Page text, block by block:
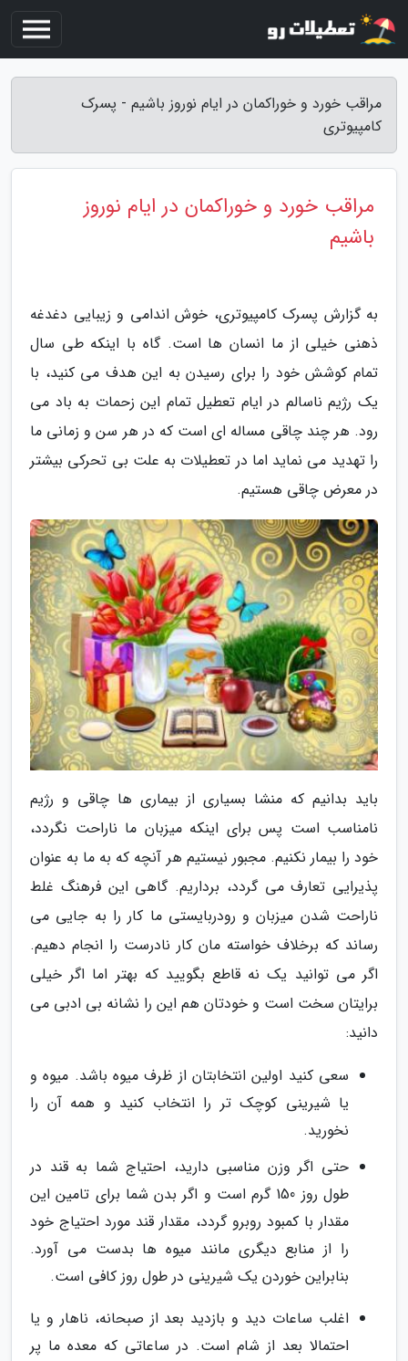
مراقب خورد و خوراکمان در ایام نوروز باشیم - پسرک
کامپیوتری
مراقب خورد و خوراکمان در ایام نوروز
باشیم
به گزارش پسرک کامپیوتری، خوش اندامی و زیبایی دغدغه
ذهنی خیلی از ما انسان ها است. گاه با اینکه طی سال
تمام کوشش خود را برای رسیدن به این هدف می کنید، با
یک رژیم ناسالم در ایام تعطیل تمام این زحمات به باد می
رود. هر چند چاقی مساله ای است که در هر سن و زمانی ما
را تهدید می نماید اما در تعطیلات به علت بی تحرکی بیشتر
در معرض چاقی هستیم.
باید بدانیم که منشا بسیاری از بیماری ها چاقی و رژیم
نامناسب است پس برای اینکه میزبان ما ناراحت نگردد،
خود را بیمار نکنیم. مجبور نیستیم هر آنچه که به ما به عنوان
پذیرایی تعارف می گردد، برداریم. گاهی این فرهنگ غلط
ناراحت شدن میزبان و رودربایستی ما کار را به جایی می
رساند که برخلاف خواسته مان کار نادرست را انجام دهیم.
اگر می توانید یک نه قاطع بگویید که بهتر اما اگر خیلی
برایتان سخت است و خودتان هم این را نشانه بی ادبی می
دانید:
سعی کنید اولین انتخابتان از ظرف میوه باشد. میوه و
یا شیرینی کوچک تر را انتخاب کنید و همه آن را
نخورید.
حتی اگر وزن مناسبی دارید، احتیاج شما به قند در
طول روز 150 گرم است و اگر بدن شما برای تامین این
مقدار با کمبود روبرو گردد، مقدار قند مورد احتیاج خود
را از منابع دیگری مانند میوه ها بدست می آورد.
بنابراین خوردن یک شیرینی در طول روز کافی است.
اغلب ساعات دید و بازدید بعد از صبحانه، ناهار و یا
احتمالا بعد از شام است. در ساعاتی که معده ما پر